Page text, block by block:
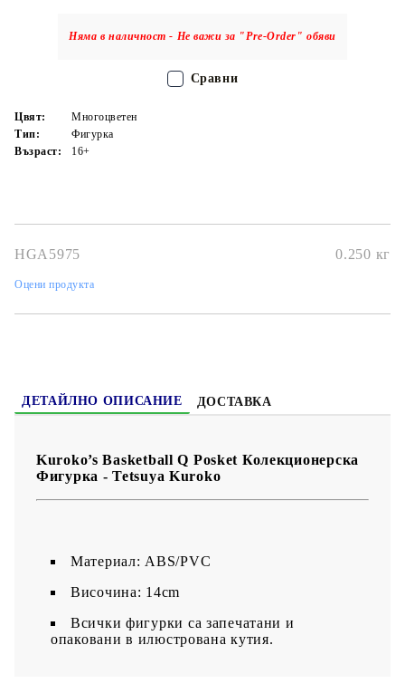
Няма в наличност - Не важи за "Pre-Order" обяви
Цвят:
Многоцветен
Тип:
Фигурка
Възраст:
16+
HGA5975 0.250 кг
Оцени продукта
Сравни
ДЕТАЙЛНО ОПИСАНИЕ ДОСТАВКА
Kuroko’s Basketball Q Posket Колекционерска
Фигурка - Tetsuya Kuroko
Материал: ABS/PVC
Височина: 14cm
Всички фигурки са запечатани и
опаковани в илюстрована кутия.